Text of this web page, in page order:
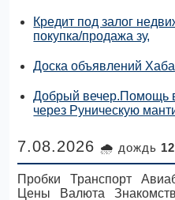
Кредит под залог
покупка/продажа зу,
Доска объявлений
Добрый вечер.Помощь
через Руническую
7.08.2026 🌧 дождь
Пробки Транспорт
Цены
Валюта